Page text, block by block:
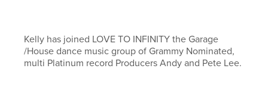
Kelly has joined LOVE TO INFINITY the Garage
/House dance music group of Grammy Nominated,
multi Platinum record Producers Andy and Pete Lee.